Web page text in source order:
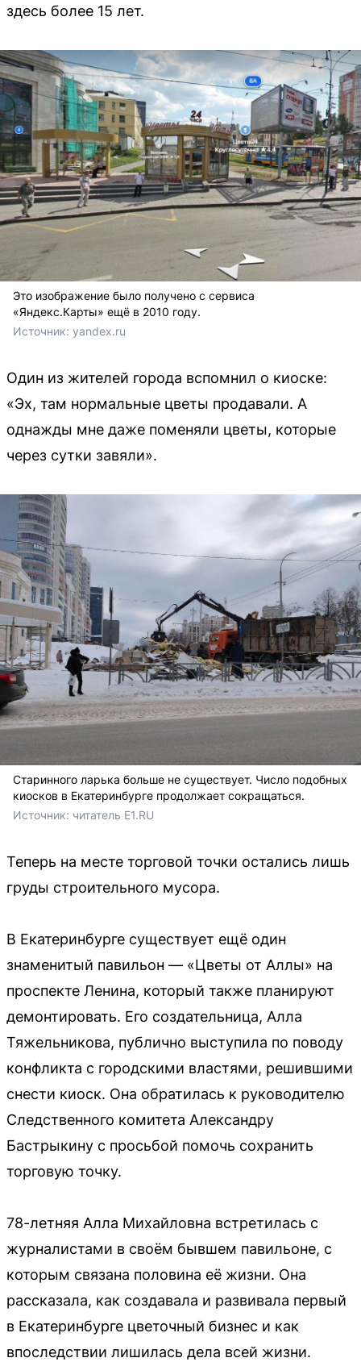
здесь более 15 лет.
Это изображение было получено с сервиса
«Яндекс.Карты» ещё в 2010 году.
Источник: yandex.ru
Один из жителей города вспомнил о киоске:
«Эх, там нормальные цветы продавали. А
однажды мне даже поменяли цветы, которые
через сутки завяли».
Старинного ларька больше не существует. Число подобных
киосков в Екатеринбурге продолжает сокращаться.
Источник: читатель E1.RU
Теперь на месте торговой точки остались лишь
груды строительного мусора.
В Екатеринбурге существует ещё один
знаменитый павильон — «Цветы от Аллы» на
проспекте Ленина, который также планируют
демонтировать. Его создательница, Алла
Тяжельникова, публично выступила по поводу
конфликта с городскими властями, решившими
снести киоск. Она обратилась к руководителю
Следственного комитета Александру
Бастрыкину с просьбой помочь сохранить
торговую точку.
78-летняя Алла Михайловна встретилась с
журналистами в своём бывшем павильоне, с
которым связана половина её жизни. Она
рассказала, как создавала и развивала первый
в Екатеринбурге цветочный бизнес и как
впоследствии лишилась дела всей жизни.